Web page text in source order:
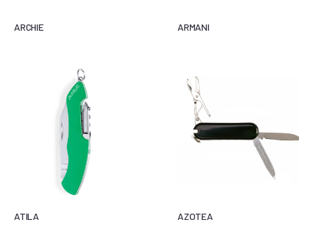
ARCHIE ARMANI
ATILA AZOTEA